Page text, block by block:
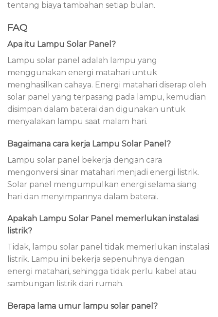
tentang biaya tambahan setiap bulan.
FAQ
Apa itu Lampu Solar Panel?
Lampu solar panel adalah lampu yang
menggunakan energi matahari untuk
menghasilkan cahaya. Energi matahari diserap oleh
solar panel yang terpasang pada lampu, kemudian
disimpan dalam baterai dan digunakan untuk
menyalakan lampu saat malam hari.
Bagaimana cara kerja Lampu Solar Panel?
Lampu solar panel bekerja dengan cara
mengonversi sinar matahari menjadi energi listrik.
Solar panel mengumpulkan energi selama siang
hari dan menyimpannya dalam baterai.
Apakah Lampu Solar Panel memerlukan instalasi
listrik?
Tidak, lampu solar panel tidak memerlukan instalasi
listrik. Lampu ini bekerja sepenuhnya dengan
energi matahari, sehingga tidak perlu kabel atau
sambungan listrik dari rumah.
Berapa lama umur lampu solar panel?